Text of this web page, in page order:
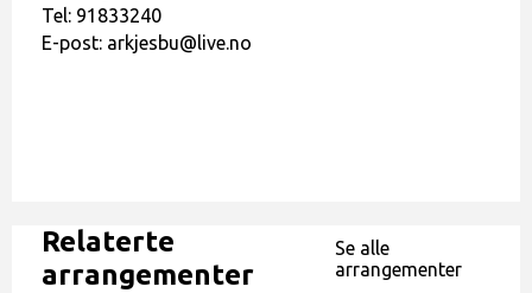
Tel: 91833240
E-post: arkjesbu@live.no
Relaterte
arrangementer
Se alle
arrangementer